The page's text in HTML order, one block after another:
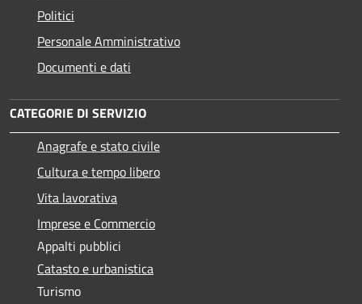
Politici
Personale Amministrativo
Documenti e dati
CATEGORIE DI SERVIZIO
Anagrafe e stato civile
Cultura e tempo libero
Vita lavorativa
Imprese e Commercio
Appalti pubblici
Catasto e urbanistica
Turismo